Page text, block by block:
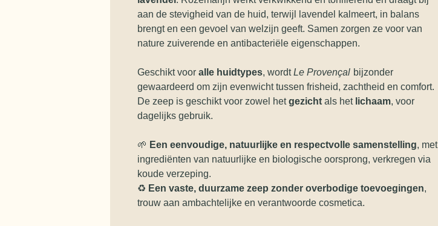
aan de stevigheid van de huid, terwijl lavendel kalmeert, in balans
brengt en een gevoel van welzijn geeft. Samen zorgen ze voor van
nature zuiverende en antibacteriële eigenschappen.
Geschikt voor alle huidtypes, wordtLe Provençal bijzonder
gewaardeerd om zijn evenwicht tussen frisheid, zachtheid en comfort.
De zeep is geschikt voor zowel hetgezicht als het lichaam, voor
dagelijks gebruik.
🌱 Een eenvoudige, natuurlijke en respectvolle samenstelling, met
ingrediënten van natuurlijke en biologische oorsprong, verkregen via
koude verzeping.
♻️ Een vaste, duurzame zeep zonder overbodige toevoegingen,
trouw aan ambachtelijke en verantwoorde cosmetica.